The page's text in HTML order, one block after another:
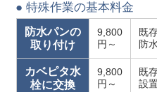
● 特殊作業の基本料金
防水パンの
取り付け
9,800
円～
既
防
カベピタ水
栓に交換
9,800
円～
既
設